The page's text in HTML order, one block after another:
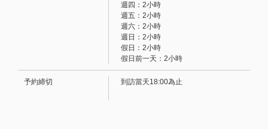
無酒精梅酒、十六夜、柳橙酒、日落橙汁酒、南方釀酒師酒、松樹汽水
等。 （這些都是無酒精雞尾酒。）
週四：2小時
週五：2小時
週六：2小時
週日：2小時
假日：2小時
假日前一天：2小時
予約締切 到訪當天18:00為止
閉じる